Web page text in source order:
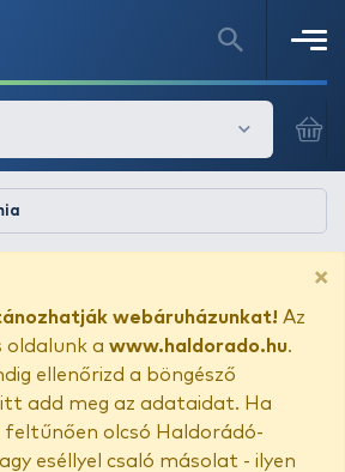
×
webáruházunkat! Az
oldalunk a www.haldorado.hu.
ellenőrizd a böngésző
add meg az adataidat. Ha
olcsó Haldorádó-
eséllyel csaló másolat - ilyen